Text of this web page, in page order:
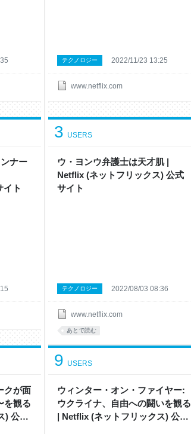
www.netflix.com
テクノロジー 2022/11/23 13:25
ナー
イ ト
ウ・ヨンウ弁護士は天才肌 |
Netflix ( ネ ッ ト フ リ ッ ク ス ) 公 式
サ イ ト
3 USERS
www.netflix.com
テクノロジー 2022/08/03 08:36
あとで読む
クが面
を観 る
) 公 式
ウィンター・オン・ファイヤー:
ウクライナ、自由への闘い を観 る
| Netflix ( ネ ッ ト フ リ ッ ク ス ) 公 式
9 USERS